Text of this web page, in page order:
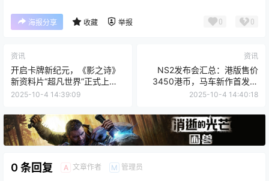
海报分享 收藏 举报 0 0
资讯
开启卡牌新纪元，《影之诗》
新资料片“超凡世界”正式上
线！
2025-10-4 14:39:09
资讯
NS2发布会汇总：港版售价
3450港币，马车新作首发护
航，支持4K120FPS输出！
2025-10-4 14:40:18
0 条回复 A 文章作者 M 管理员